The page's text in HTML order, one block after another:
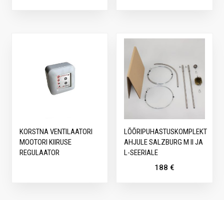
KORSTNA VENTILAATORI
MOOTORI KIIRUSE
REGULAATOR
LÕÕRIPUHASTUSKOMPLEKT
AHJULE SALZBURG M II JA
L-SEERIALE
188 €